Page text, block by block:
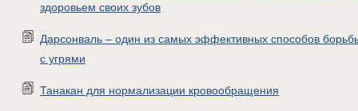
здоровьем своих зубов
Дарсонваль – один из самых эффективных способов
с угрями
Танакан для нормализации кровообращения